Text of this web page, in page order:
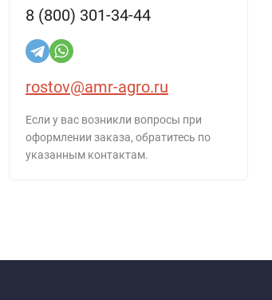
8 (800) 301-34-44
rostov@amr-agro.ru
Если у вас возникли вопросы при
оформлении заказа, обратитесь по
указанным контактам.